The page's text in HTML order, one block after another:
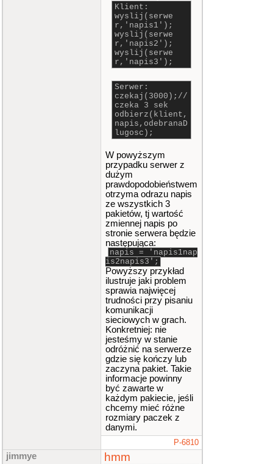
Klient:
wyslij(serwe
r,'napis1');
wyslij(serwe
r,'napis2');
wyslij(serwe
r,'napis3');
Serwer:
czekaj(3000);//
czeka 3 sek
odbierz(klient,
napis,odebranaD
lugosc);
W powyższym
przypadku serwer z
dużym
prawdopodobieństwem
otrzyma odrazu napis
ze wszystkich 3
pakietów, tj wartość
zmiennej napis po
stronie serwera będzie
następująca:
napis = 'napis1nap
is2napis3';
Powyższy przykład
ilustruje jaki problem
sprawia najwięcej
trudności przy pisaniu
komunikacji
sieciowych w grach.
Konkretniej: nie
jesteśmy w stanie
odróżnić na serwerze
gdzie się kończy lub
zaczyna pakiet. Takie
informacje powinny
być zawarte w
każdym pakiecie, jeśli
chcemy mieć różne
rozmiary paczek z
danymi.
P-6810
jimmye hmm